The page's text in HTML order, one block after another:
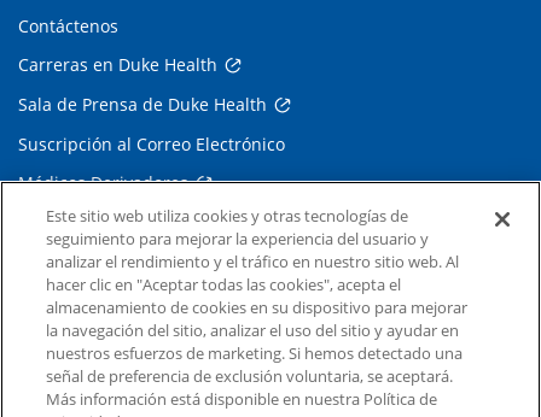
Contáctenos
Carreras en Duke Health
Sala de Prensa de Duke Health
Suscripción al Correo Electrónico
Médicos Derivadores
Enlaces relacionados
Duke Cancer Institute
Duke Children's
Duke School of Medicine
Este sitio web utiliza cookies y otras tecnologías de
seguimiento para mejorar la experiencia del usuario y
analizar el rendimiento y el tráfico en nuestro sitio web. Al
hacer clic en "Aceptar todas las cookies", acepta el
almacenamiento de cookies en su dispositivo para mejorar
la navegación del sitio, analizar el uso del sitio y ayudar en
nuestros esfuerzos de marketing. Si hemos detectado una
señal de preferencia de exclusión voluntaria, se aceptará.
Más información está disponible en nuestra Política de